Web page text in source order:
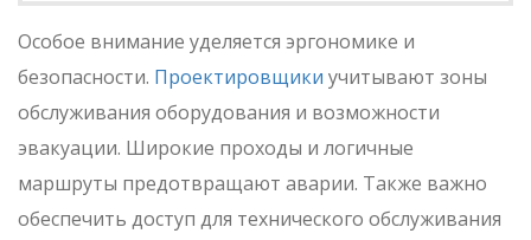
Особое внимание уделяется эргономике и
безопасности. Проектировщики учитывают зоны
обслуживания оборудования и возможности
эвакуации. Широкие проходы и логичные
маршруты предотвращают аварии. Также важно
обеспечить доступ для технического обслуживания